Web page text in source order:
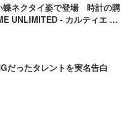
蝶ネクタイ姿で登場 時計の購
UNLIMITED - カルティエ ウ
だったタレントを実名告白